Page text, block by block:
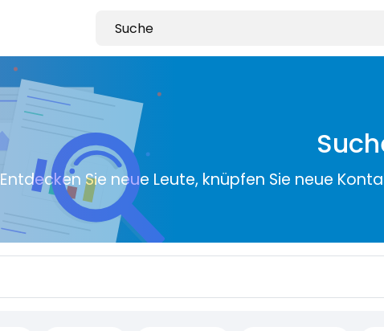
Entdecken Sie neue Leute, knüpfen Sie neue